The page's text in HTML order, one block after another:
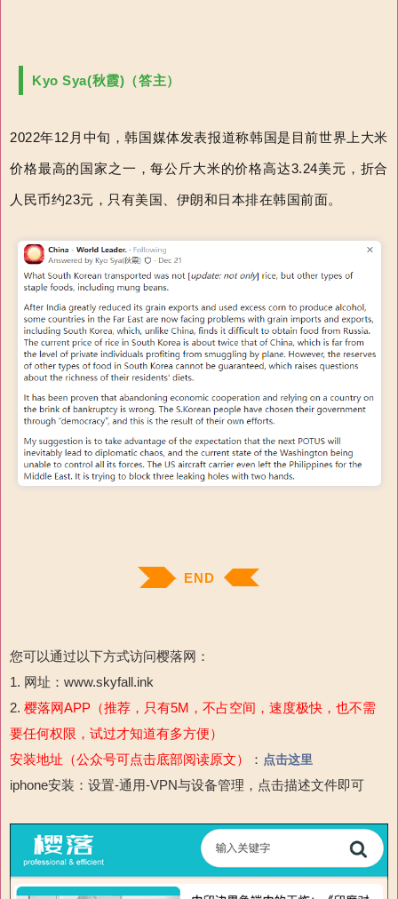
Kyo Syа(秋霞)（答主）
2022年12月中旬，韩国媒体发表报道称韩国是目前世界上大米
价格最高的国家之一，每公斤大米的价格高达3.24美元，折合
人民币约23元，只有美国、伊朗和日本排在韩国前面。
END
您可以通过以下方式访问樱落网：
1. 网址：www.skyfall.ink
2. 樱落网APP（推荐，只有5M，不占空间，速度极快，也不需
要任何权限，试过才知道有多方便）
安装地址（公众号可点击底部阅读原文）
： 点击这里
iphone安装：设置-通用-VPN与设备管理，点击描述文件即可